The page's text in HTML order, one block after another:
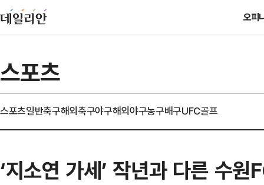
오피
스포츠
스포츠일반축구해외축구야구해외야구농구배구UFC골프
‘지소연 가세’ 작년과 다른 수